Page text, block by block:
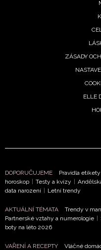
vyhodnocení akce a
zpracováním údajů k
soukromí
ZÁSADY
ELLE
DOPORUČUJEME Pravidla etikety
horoskop | Testy a kvízy |
data narození | Letní trendy
AKTUÁLNÍ TÉMATA Trendy v
Partnerské vztahy a numerologie |
boty na léto 2026
VAŘENÍ A RECEPTY Vláčné